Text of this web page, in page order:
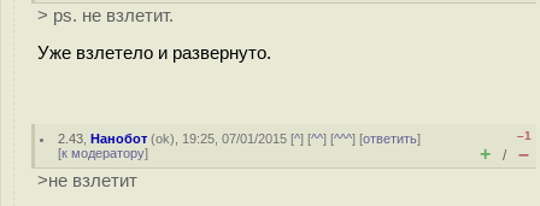
> ps. не взлетит.
Уже взлетело и развернуто.
2.43 ,Нанобот (ok), 19:25, 07/01/2015 [^] [^^] [^^^] [ответить]
[к модератору]
–1
+ / –
>не взлетит